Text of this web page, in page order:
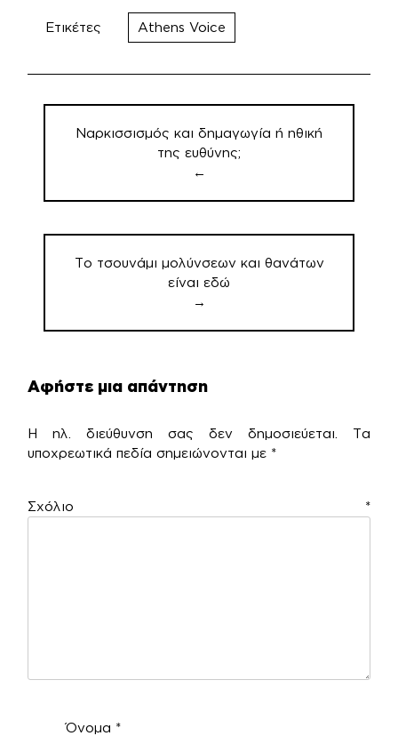
Ετικέτες Athens Voice
Πλοήγηση
άρθρωνΝαρκισσισμός και δημαγωγία ή ηθική
της ευθύνης;
←
Το τσουνάμι μολύνσεων και θανάτων
είναι εδώ
→
Αφήστε μια απάντηση
Η ηλ. διεύθυνση σας δεν δημοσιεύεται.
Τα
υποχρεωτικά πεδία σημειώνονται με *
Σχόλιο *
Όνομα *